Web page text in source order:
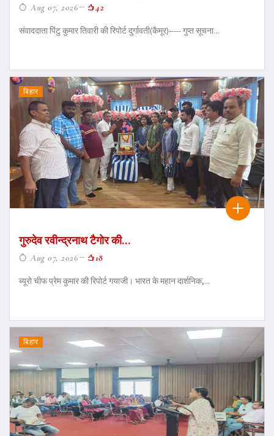
Aug 07, 2026 42
संवाददाता पिंटु कुमार तिवारी की रिपोर्ट दुर्गावती(कैमूर)----- गुप्त सूचना...
बिहार
गुरुदेव रवीन्द्रनाथ टैगोर की...
Aug 07, 2026 18
ब्यूरो चीफ प्रेम कुमार की रिपोर्ट गयाजी। भारत के महान दार्शनिक,...
बिहार